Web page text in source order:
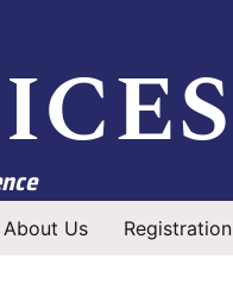
About Us Registration